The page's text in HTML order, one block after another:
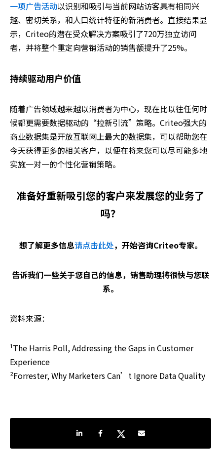
一项广告活动以识别和吸引与当前网站访客具有相同兴
趣、密切关系，和人口统计特征的新消费者。直接结果显
示，Criteo的潜在受众解决方案吸引了720万独立访问
者，并将整个重定向营销活动的销售额提升了25%。
持续驱动用户价值
随着广告领域越来越以消费者为中心，现在比以往任何时
候都更需要数据驱动的“拉新引流”策略。Criteo强大的
商业数据集是开放互联网上最大的数据集，可以帮助您在
今天获得更多的相关客户，以便在将来您可以尽可能多地
实施一对一的个性化营销策略。
准备好重新吸引您的客户来发展您的业务了
吗？
想了解更多信息请点击此处，开始咨询Criteo专家。
告诉我们一些关于您自己的信息，销售助理将很快与您联
系。
资料来源：
¹The Harris Poll, Addressing the Gaps in Customer
Experience
²Forrester, Why Marketers Can’t Ignore Data Quality
分享到LinkedIn分享到Facebook
分享到Twitter通过电子邮件共享